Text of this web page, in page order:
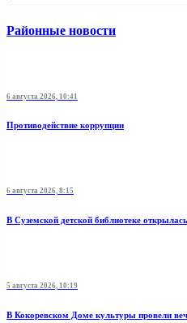
Районные новости
6 августа 2026, 10:41
Противодействие коррупции
6 августа 2026, 8:15
В Суземской детской библиотеке
5 августа 2026, 10:19
В Кокоревском Доме культуры провели